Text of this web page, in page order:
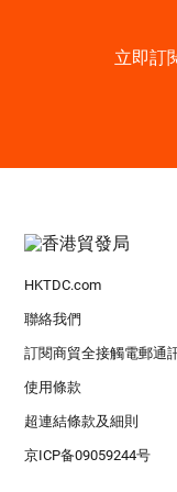
立即訂
HKTDC.com
聯絡我們
訂閱商貿全接觸電郵通
使用條款
超連結條款及細則
京ICP备09059244号